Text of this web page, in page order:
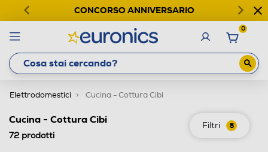
CONCORSO ANNIVERSARIO
0
Elettrodomestici Cucina - Cottura Cibi
Filtri 5
Cucina - Cottura Cibi
72prodotti